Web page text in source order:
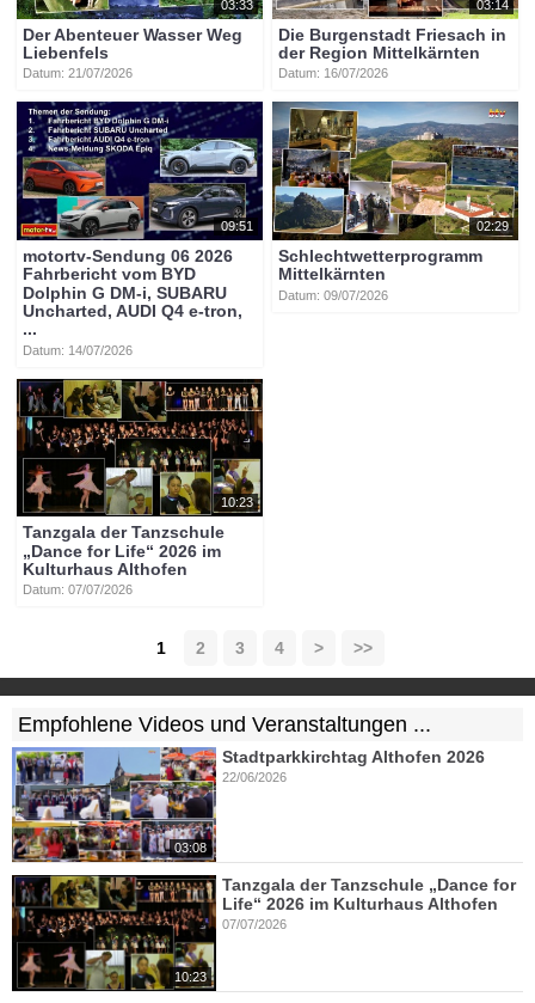
03:33
Der Abenteuer Wasser Weg
Liebenfels
Datum: 21/07/2026
03:14
Die Burgenstadt Friesach in
der Region Mittelkärnten
Datum: 16/07/2026
09:51
motortv-Sendung 06 2026
Fahrbericht vom BYD
Dolphin G DM-i, SUBARU
Uncharted, AUDI Q4 e-tron,
...
Datum: 14/07/2026
02:29
Schlechtwetterprogramm
Mittelkärnten
Datum: 09/07/2026
10:23
Tanzgala der Tanzschule
„Dance for Life“ 2026 im
Kulturhaus Althofen
Datum: 07/07/2026
1 2 3 4 > >>
Empfohlene Videos und Veranstaltungen ...
03:08
Stadtparkkirchtag Althofen 2026
22/06/2026
10:23
Tanzgala der Tanzschule „Dance for
Life“ 2026 im Kulturhaus Althofen
07/07/2026